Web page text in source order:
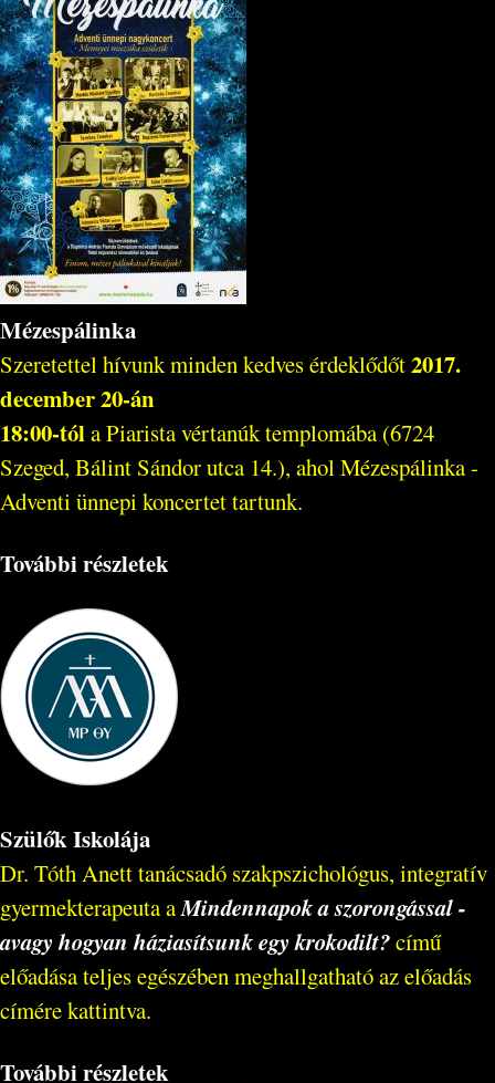
Mézespálinka
Szeretettel hívunk minden kedves érdeklődőt2017.
december 20-án
18:00-tóla Piarista vértanúk templomába (6724
Szeged, Bálint Sándor utca 14.), ahol Mézespálinka -
Adventi ünnepi koncertet tartunk.
További részletek
Szülők Iskolája
Dr. Tóth Anett tanácsadó szakpszichológus, integratív
gyermekterapeuta aMindennapok a szorongással -
avagy hogyan háziasítsunk egy krokodilt?című
előadása teljes egészében meghallgatható az előadás
címére kattintva.
További részletek